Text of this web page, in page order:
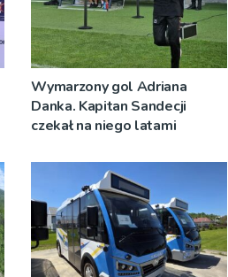
Wymarzony gol Adriana
Danka. Kapitan Sandecji
czekał na niego latami